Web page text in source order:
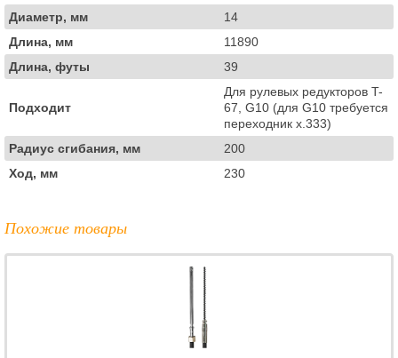
Диаметр, мм
14
Длина, мм
11890
Длина, футы
39
Подходит
Для рулевых редукторов T-
67, G10 (для G10 требуется
переходник x.333)
Радиус сгибания, мм
200
Ход, мм
230
Похожие товары